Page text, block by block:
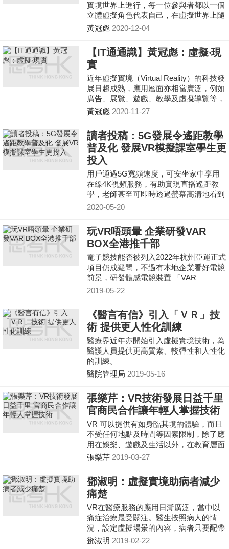
實境世界上進行，每一位參與者都以一個
立體虛擬角色代表自己，在虛擬世界上隨
意走動、交換卡片、閒聊及參與論壇，就
生全新體驗。
黃冠彪 2020-12-04
【IT通通識】黃冠彪：虛擬‧現
實
近年虛擬實境（Virtual Reality）的科技發
展日趨成熟，應用層面亦相當廣泛，例如
廣告、展覽、遊戲、教學及虛擬導覽等，
讓用家享受豐富的感官體驗。以下筆者跟
被廣泛應用的原因。
黃冠彪 2020-11-27
讀者投稿：5G發展令遙距教學
普及化 發展VR模擬課室學生更
投入
用戶通過5G寬頻速度，可安坐家中享用
在線4K視頻服務，有助實現直播遙距教
學，老師甚至可即時透過螢幕高清地看到
學生的字跡，甚至發展VR模擬課室授
2020-05-20
玩VR唔頭暈 企業研發VAR
BOX全港推千部
電子競技能否被列入2022年杭州亞運正式
項目仍成疑問，不過有本地企業看好電競
前景，研發體感電競裝置 「VAR
BOX」，克服傳統VR會令玩家暈昡的問
會在香港引入超過1000部。
2019-05-22
《醫言有信》引入「ＶＲ」技
術 提供更人性化訓練
醫療界近年亦開始引入虛擬實境技術，為
醫護人員提供更高質素、較彈性和人性化
的訓練。
醫院管理局 2019-05-16
張樂芹：VR技術發展日益千里
官商民合作讓年輕人掌握技術
VR 可以提供有如身臨其境的體驗，而且
不受任何地點及時間等因素限制，除了應
用在娛樂、遊戲及生活以外，在教育層面
的應用也越來越廣泛。
張樂芹 2019-03-27
鄧淑明：虛擬實境助病者減少
痛楚
VR在醫療服務的應用日漸廣泛，當中以
痛症治療最受關注。醫生按照病人的情
況，設定虛擬場景的內容，病者只要配帶
搭載VR技術的眼鏡裝置，便能投入虛擬
鄧淑明 2019-02-22